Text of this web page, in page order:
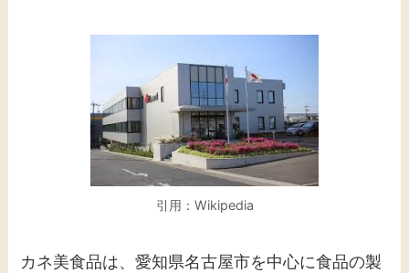
引用：Wikipedia
カネ美食品は、愛知県名古屋市を中心に食品の製